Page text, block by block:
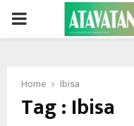
PRIMARY
Home Ibisa
Tag : Ibisa